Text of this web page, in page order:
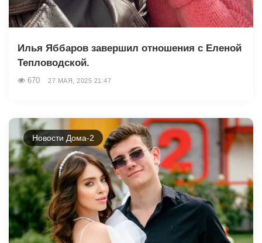
Илья Яббаров завершил отношения с Еленой
Тепловодской.
670 27 МАЯ, 2025 21:47
Новости Дома-2